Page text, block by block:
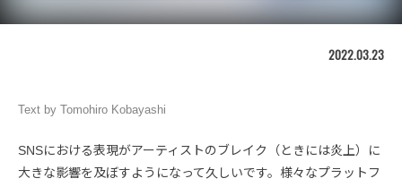
2022.03.23
Text by Tomohiro Kobayashi
SNSにおける表現がアーティストのブレイク（ときには炎上）に
大きな影響を及ぼすようになって久しいです。様々なプラットフ